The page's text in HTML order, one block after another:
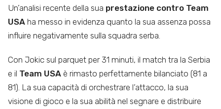
Un’analisi recente della sua prestazione contro Team
USA ha messo in evidenza quanto la sua assenza possa
influire negativamente sulla squadra serba.
Con Jokic sul parquet per 31 minuti, il match tra la Serbia
e il Team USA è rimasto perfettamente bilanciato (81 a
81). La sua capacità di orchestrare l’attacco, la sua
visione di gioco e la sua abilità nel segnare e distribuire